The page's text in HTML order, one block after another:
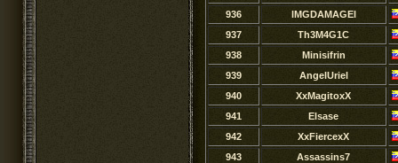
936
lMGDAMAGEl
937
Th3M4G1C
938
Minisifrin
939
AngelUriel
940
XxMagitoxX
941
Elsase
942
XxFiercexX
943
Assassins7